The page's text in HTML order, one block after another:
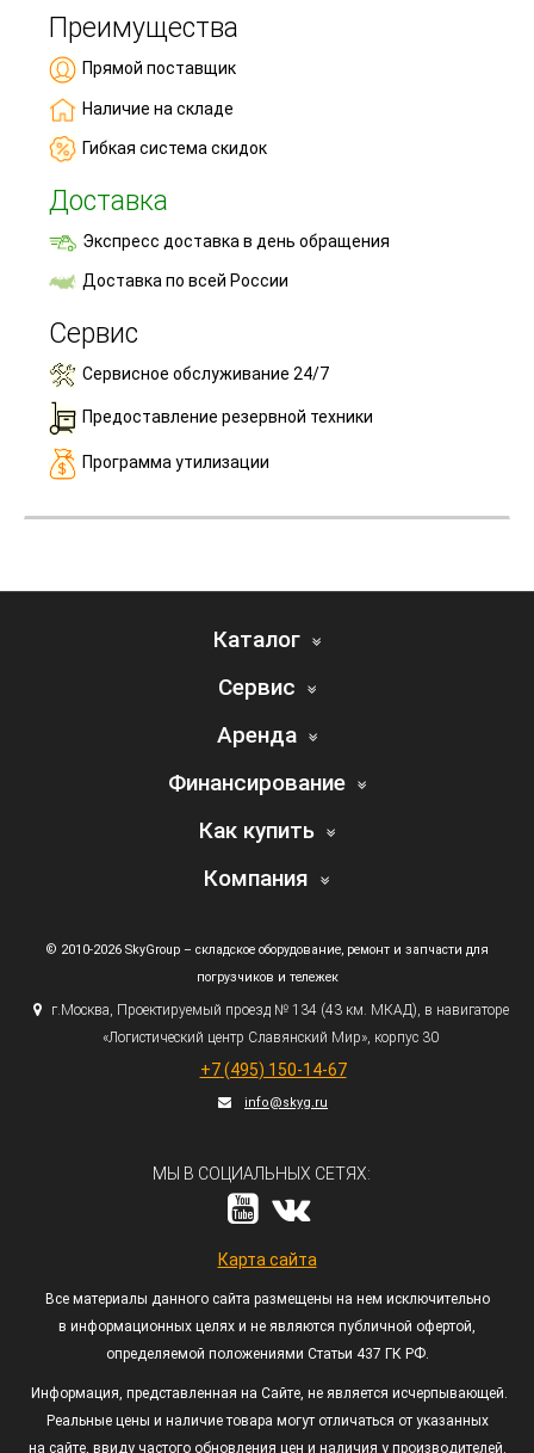
Преимущества
Прямой поставщик
Наличие на складе
Гибкая система скидок
Доставка
Экспресс доставка в день обращения
Доставка по всей России
Сервис
Сервисное обслуживание 24/7
Предоставление резервной техники
Программа утилизации
Каталог
Сервис
Аренда
Финансирование
Как купить
Компания
© 2010-2026 SkyGroup – складское оборудование, ремонт и запчасти для
погрузчиков и тележек
г. Москва, Проектируемый проезд № 134 (43км. МКАД), в навигаторе
«Логистический центр Славянский Мир», корпус 30
+7 (495) 150-14-67
info@skyg.ru
МЫ В СОЦИАЛЬНЫХ СЕТЯХ:
Карта сайта
Все материалы данного сайта размещены на нем исключительно
в информационных целях и не являются публичной офертой,
определяемой положениями Статьи 437 ГК РФ.
Информация, представленная на Сайте, не является исчерпывающей.
Реальные цены и наличие товара могут отличаться от указанных
на сайте, ввиду частого обновления цен и наличия у производителей.